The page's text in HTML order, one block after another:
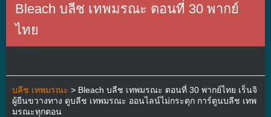
Bleach บลีช เทพมรณะ ตอนที่ 30 พากย์
ไทย
บลีช เทพมรณะ > Bleach บลีช เทพมรณะ ตอนที่ 30 พากย์ไทย เร็นจิ
ผู้ยืนขวางทาง ดูบลีช เทพมรณะ ออนไลน์ไม่กระตุก การ์ตูนบลีช เทพ
มรณะทุกตอน